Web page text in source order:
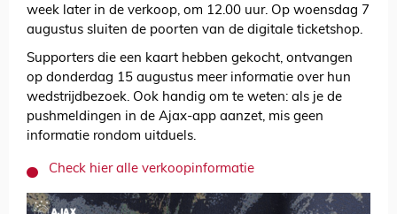
week later in de verkoop, om 12.00 uur. Op woensdag 7
augustus sluiten de poorten van de digitale ticketshop.
Supporters die een kaart hebben gekocht, ontvangen
op donderdag 15 augustus meer informatie over hun
wedstrijdbezoek. Ook handig om te weten: als je de
pushmeldingen in de Ajax-app aanzet, mis geen
informatie rondom uitduels.
Check hier alle verkoopinformatie